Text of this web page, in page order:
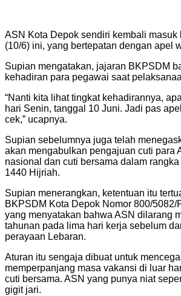
ASN Kota Depok sendiri kembali masuk
(10/6) ini, yang bertepatan dengan apel
Supian mengatakan, jajaran BKPSDM
kehadiran para pegawai saat
“Nanti kita lihat tingkat kehadirannya,
hari Senin, tanggal 10 Juni. Jadi pas
cek,” ucapnya.
Supian sebelumnya juga telah
akan mengabulkan pengajuan cuti para
nasional dan cuti bersama dalam
1440 Hijriah.
Supian menerangkan, ketentuan itu
BKPSDM Kota Depok Nomor 800/5082/
yang menyatakan bahwa ASN dilarang
tahunan pada lima hari kerja sebelum
perayaan Lebaran.
Aturan itu sengaja dibuat untuk
memperpanjang masa vakansi di luar
cuti bersama. ASN yang punya niat
gigit jari.